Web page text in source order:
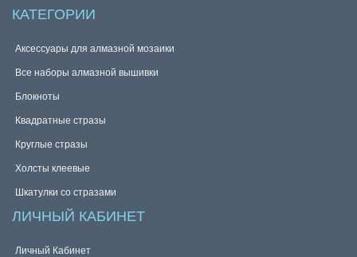
КАТЕГОРИИ
Аксессуары для алмазной мозаики
Все наборы алмазной вышивки
Блокноты
Квадратные стразы
Круглые стразы
Холсты клеевые
Шкатулки со стразами
ЛИЧНЫЙ КАБИНЕТ
Личный Кабинет